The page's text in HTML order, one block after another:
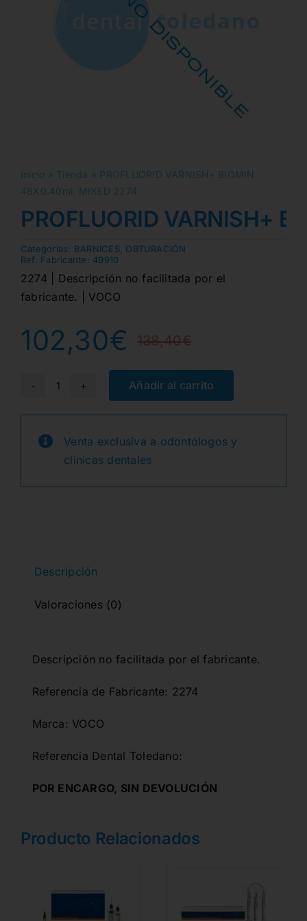
Inicio » Tienda » PROFLUORID VARNISH+ BIOMIN
48X0.40ml. MIXED 2274
PROFLUORID VARNISH+
Categorias: BARNICES, OBTURACIÓN
Ref. Fabricante: 49910
2274 | Descripción no facilitada por el
fabricante. | VOCO
138,40€El
precio
original
era:
138,40€.
102,30€
El
precio
actual
es:
102,30€.
PROFLUORID
VARNISH+
48X0.40ml.
MIXED
2274
Añadir al carrito
Venta exclusiva a odontólogos y
clínicas dentales
Descripción
Valoraciones (0)
Descripción no facilitada por el fabricante.
Referencia de Fabricante: 2274
Marca: VOCO
Referencia Dental Toledano:
POR ENCARGO, SIN DEVOLUCIÓN
Producto Relacionados